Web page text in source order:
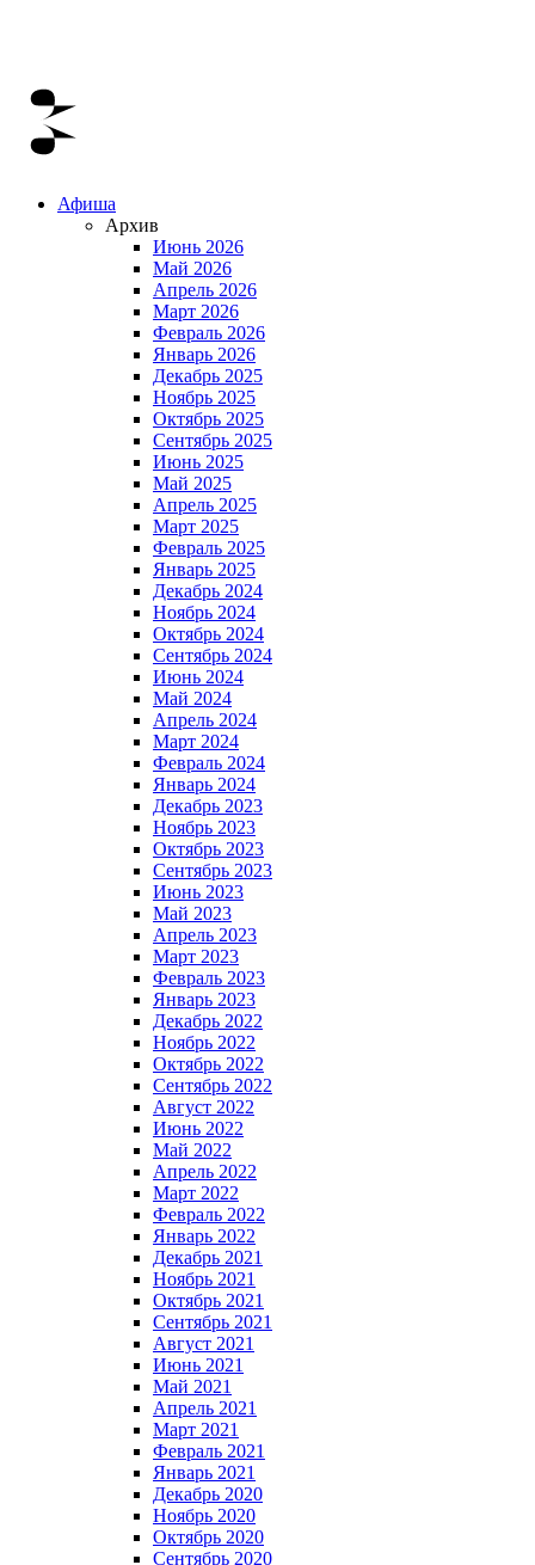
Афиша
Архив
Июнь 2026
Май 2026
Апрель 2026
Март 2026
Февраль 2026
Январь 2026
Декабрь 2025
Ноябрь 2025
Октябрь 2025
Сентябрь 2025
Июнь 2025
Май 2025
Апрель 2025
Март 2025
Февраль 2025
Январь 2025
Декабрь 2024
Ноябрь 2024
Октябрь 2024
Сентябрь 2024
Июнь 2024
Май 2024
Апрель 2024
Март 2024
Февраль 2024
Январь 2024
Декабрь 2023
Ноябрь 2023
Октябрь 2023
Сентябрь 2023
Июнь 2023
Май 2023
Апрель 2023
Март 2023
Февраль 2023
Январь 2023
Декабрь 2022
Ноябрь 2022
Октябрь 2022
Сентябрь 2022
Август 2022
Июнь 2022
Май 2022
Апрель 2022
Март 2022
Февраль 2022
Январь 2022
Декабрь 2021
Ноябрь 2021
Октябрь 2021
Сентябрь 2021
Август 2021
Июнь 2021
Май 2021
Апрель 2021
Март 2021
Февраль 2021
Январь 2021
Декабрь 2020
Ноябрь 2020
Октябрь 2020
Сентябрь 2020